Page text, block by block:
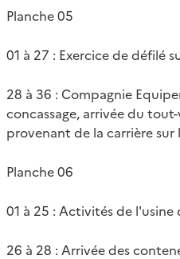
Planche 05
01 à 27 : Exercice de défilé
28 à 36 : Compagnie
concassage, arrivée du
provenant de la carrière sur
Planche 06
01 à 25 : Activités de l'usine
26 à 28 : Arrivée des